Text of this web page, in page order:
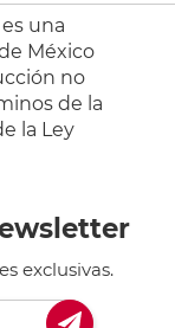
una
México
no
de la
la Ley
exclusivas.